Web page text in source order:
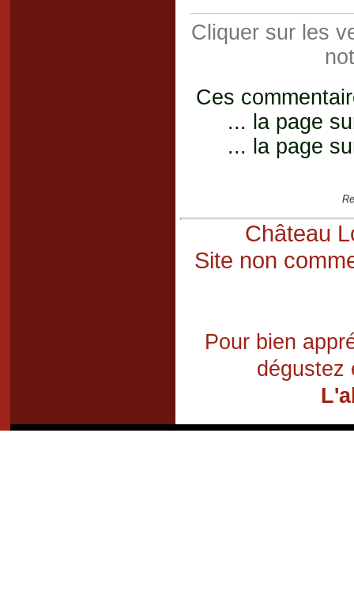
Cliquer sur les
Ces
... la page
... la page
Château
Site non
Pour bien
dégustez